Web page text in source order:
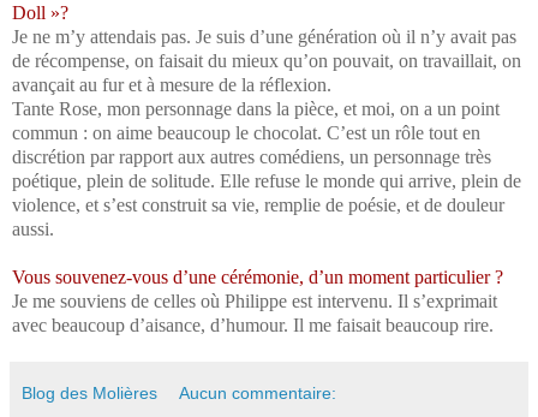
Doll »?
Je ne m’y attendais pas. Je suis d’une génération où il n’y avait pas
de récompense, on faisait du mieux qu’on pouvait, on travaillait, on
avançait au fur et à mesure de la réflexion.
Tante Rose, mon personnage dans la pièce, et moi, on a un point
commun : on aime beaucoup le chocolat. C’est un rôle tout en
discrétion par rapport aux autres comédiens, un personnage très
poétique, plein de solitude. Elle refuse le monde qui arrive, plein de
violence, et s’est construit sa vie, remplie de poésie, et de douleur
aussi.
Vous souvenez-vous d’une cérémonie, d’un moment particulier ?
Je me souviens de celles où Philippe est intervenu. Il s’exprimait
avec beaucoup d’aisance, d’humour. Il me faisait beaucoup rire.
Blog des Molières Aucun commentaire: